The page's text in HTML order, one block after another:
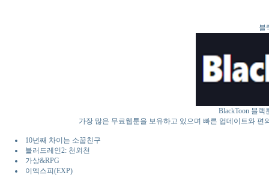
블
BlackToon 블
가장 많은 무료웹툰을 보유하고 있으며 빠른 업데이트와
10년째 차이는 소꿉친구
블러드레인2: 천외천
가상&RPG
이엑스피(EXP)